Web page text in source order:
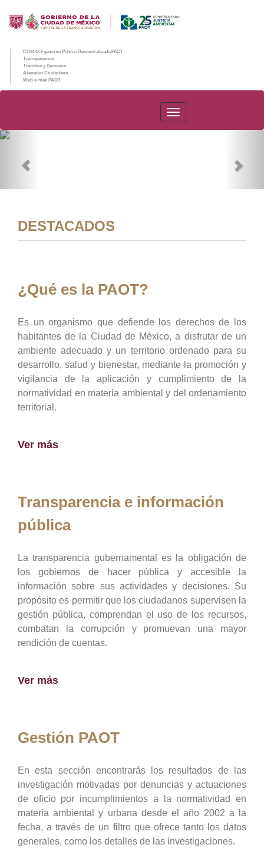
CDMX/Organismo Público Descentralizado/PAOT
Transparencia
Trámites y Servicios
Atención Ciudadana
Web e-mail PAOT
PAOT
DESTACADOS
¿Qué es la PAOT?
Es un organismo que defiende los derechos de los
habitantes de la Ciudad de México, a disfrutar de un
ambiente adecuado y un territorio ordenado para su
desarrollo, salud y bienestar, mediante la promoción y
vigilancia de la aplicación y cumplimiento de la
normatividad en materia ambiental y del ordenamiento
territorial.
Ver más
Transparencia e información
pública
La transparencia gubernamental es la obligación de
los gobiernos de hacer pública y accesible la
información sobre sus actividades y decisiones. Su
propósito es permitir que los ciudadanos supervisen la
gestión pública, comprendan el uso de los recursos,
combatan la corrupción y promuevan una mayor
rendición de cuentas.
Ver más
Gestión PAOT
En esta sección encontrarás los resultados de las
investigación motivadas por denuncias y actuaciones
de oficio por incumplimientos a la normatividad en
materia ambiental y urbana desde el año 2002 a la
fecha, a través de un filtro que ofrece tanto los datos
generales, como los detalles de las investigaciones.